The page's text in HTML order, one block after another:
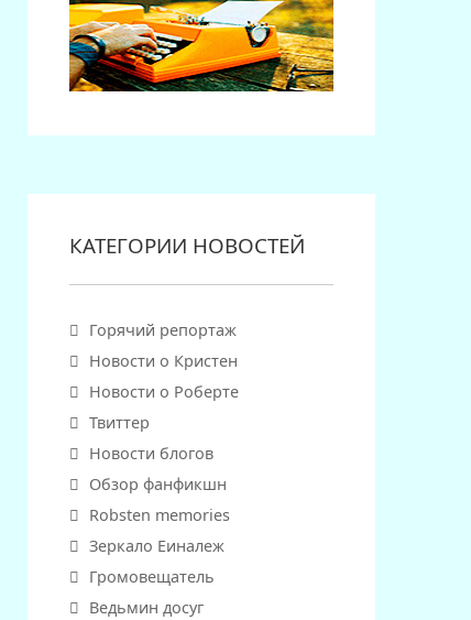
КАТЕГОРИИ НОВОСТЕЙ
Горячий репортаж
Новости о Кристен
Новости о Роберте
Твиттер
Новости блогов
Обзор фанфикшн
Robsten memories
Зеркало Еиналеж
Громовещатель
Ведьмин досуг